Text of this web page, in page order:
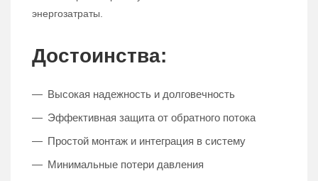
энергозатраты.
Достоинства:
Высокая надежность и долговечность
Эффективная защита от обратного потока
Простой монтаж и интеграция в систему
Минимальные потери давления